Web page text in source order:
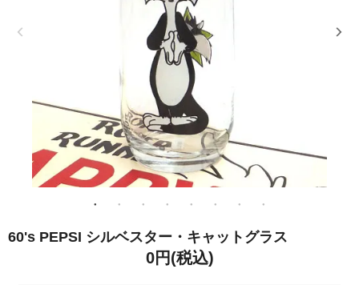
60's PEPSI シルベスター・キャットグラス
0円(税込)